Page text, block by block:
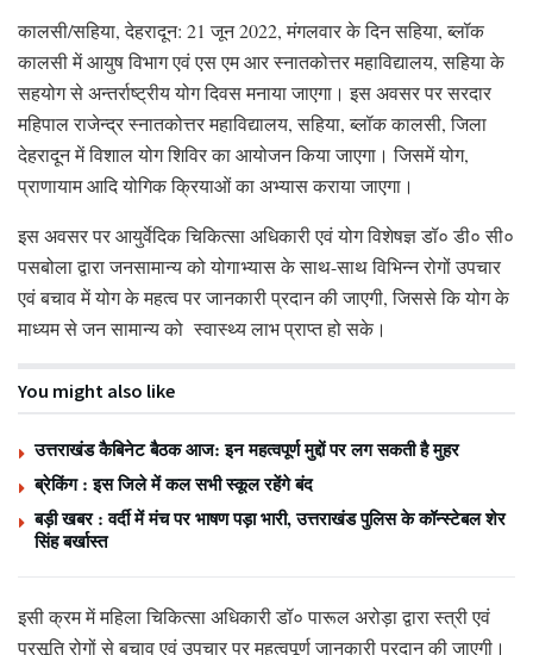
कालसी/सहिया, देहरादून: 21 जून 2022, मंगलवार के दिन सहिया, ब्लॉक
कालसी में आयुष विभाग एवं एस एम आर स्नातकोत्तर महाविद्यालय, सहिया के
सहयोग से अन्तर्राष्ट्रीय योग दिवस मनाया जाएगा। इस अवसर पर सरदार
महिपाल राजेन्द्र स्नातकोत्तर महाविद्यालय, सहिया, ब्लॉक कालसी, जिला
देहरादून में विशाल योग शिविर का आयोजन किया जाएगा। जिसमें योग,
प्राणायाम आदि योगिक क्रियाओं का अभ्यास कराया जाएगा।
इस अवसर पर आयुर्वेदिक चिकित्सा अधिकारी एवं योग विशेषज्ञ डॉ० डी० सी०
पसबोला द्वारा जनसामान्य को योगाभ्यास के साथ-साथ विभिन्न रोगों उपचार
एवं बचाव में योग के महत्व पर जानकारी प्रदान की जाएगी, जिससे कि योग के
माध्यम से जन सामान्य को स्वास्थ्य लाभ प्राप्त हो सके।
You might also like
उत्तराखंड कैबिनेट बैठक आज: इन महत्वपूर्ण मुद्दों पर लग सकती है मुहर
ब्रेकिंग : इस जिले में कल सभी स्कूल रहेंगे बंद
बड़ी खबर : वर्दी में मंच पर भाषण पड़ा भारी, उत्तराखंड पुलिस के कॉन्स्टेबल शेर
सिंह बर्खास्त
इसी क्रम में महिला चिकित्सा अधिकारी डॉ० पारूल अरोड़ा द्वारा स्त्री एवं
प्रसूति रोगों से बचाव एवं उपचार पर महत्वपूर्ण जानकारी प्रदान की जाएगी।